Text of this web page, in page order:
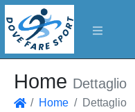
Home Dettaglio
Home Dettaglio